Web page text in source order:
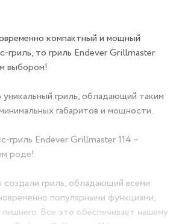
компактный и мощный
гриль, то гриль Endever Grillmaster
выбором!
уникальный гриль, обладающий таким
габаритов и мощности.
гриль Endever Grillmaster 114 –
роде!
гриль, обладающий всеми
популярными функциями,
Все это обеспечивает нашему